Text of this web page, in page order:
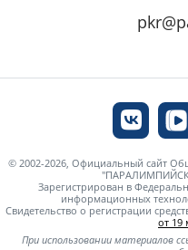
© 2002-2026, Официальный сайт
Зарегистрирован в
информационных
Свидетельство о регистрации
от 19
При использовании материалов